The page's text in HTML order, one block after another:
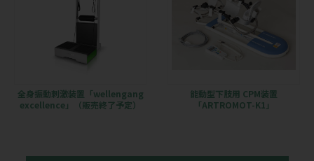
全身振動刺激装置「wellengang
excellence」（販売終了予定）
能動型下肢用 CPM装置
「ARTROMOT-K1」